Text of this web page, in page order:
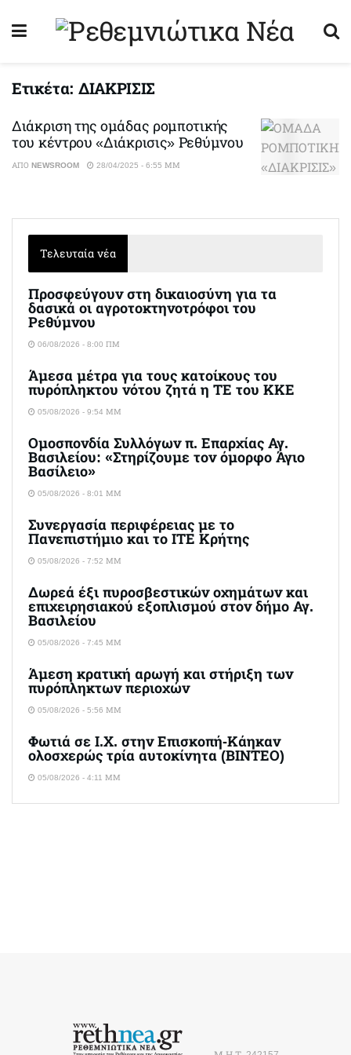
Ετικέτα:ΔΙΑΚΡΙΣΙΣ
Διάκριση της ομάδας ρομποτικής
του κέντρου «Διάκρισις» Ρεθύμνου
ΑΠΌ NEWSROOM 28/04/2025 - 6:55 ΜΜ
Τελευταία νέα
Προσφεύγουν στη δικαιοσύνη για τα
δασικά οι αγροτοκτηνοτρόφοι του
Ρεθύμνου
06/08/2026 - 8:00 ΠΜ
Άμεσα μέτρα για τους κατοίκους του
πυρόπληκτου νότου ζητά η ΤΕ του ΚΚΕ
05/08/2026 - 9:54 ΜΜ
Ομοσπονδία Συλλόγων π. Επαρχίας Αγ.
Βασιλείου: «Στηρίζουμε τον όμορφο Άγιο
Βασίλειο»
05/08/2026 - 8:01 ΜΜ
Συνεργασία περιφέρειας με το
Πανεπιστήμιο και το ΙΤΕ Κρήτης
05/08/2026 - 7:52 ΜΜ
Δωρεά έξι πυροσβεστικών οχημάτων και
επιχειρησιακού εξοπλισμού στον δήμο Αγ.
Βασιλείου
05/08/2026 - 7:45 ΜΜ
Άμεση κρατική αρωγή και στήριξη των
πυρόπληκτων περιοχών
05/08/2026 - 5:56 ΜΜ
Φωτιά σε Ι.Χ. στην Επισκοπή-Κάηκαν
ολοσχερώς τρία αυτοκίνητα (ΒΙΝΤΕΟ)
05/08/2026 - 4:11 ΜΜ